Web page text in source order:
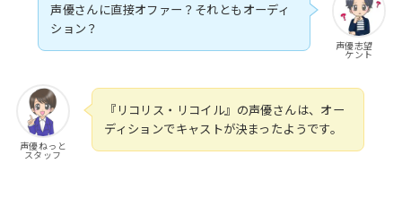
声優志望
ケント
声優さんに直接オファー？それともオーディ
ション？
声優ねっと
スタッフ
『リコリス・リコイル』の声優さんは、オー
ディションでキャストが決まったようです。